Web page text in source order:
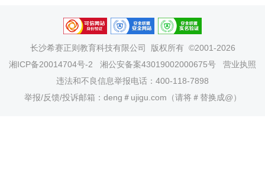
长沙希赛正则教育科技有限公司
版权所有 ©2001-2026
湘ICP备20014704号-2
湘公安备案43019002000675号
营业执照
违法和不良信息举报电话：400-118-7898
举报/反馈/投诉邮箱：deng＃ujigu.com（请将＃替换成@）